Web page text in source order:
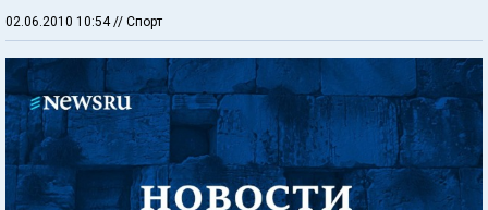
02.06.2010 10:54 // Спорт